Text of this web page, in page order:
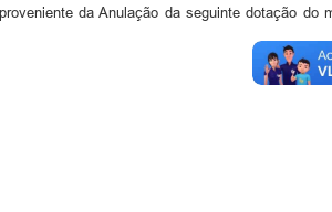
da Anulação da seguinte dotação do